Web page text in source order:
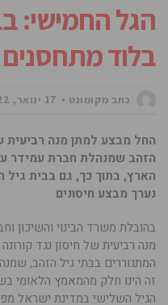
הגל החמישי:
בלוד
כתב מקומונט 17 ינואר, 2022
החל מבצע למתן מנה רביעית
הזהב שמנהלת חברת עמידר
הארץ, בתוך כך, גם בבית
נערך מבצע חיסונים
בהובלת משרד הבינוי והשיכון
מנה רביעית של חיסון נגד
המתגוררים בבתי גיל הזהב,
זה הינו חלק מהמאמץ הלאומי
הגיל השלישי במדינת ישראל